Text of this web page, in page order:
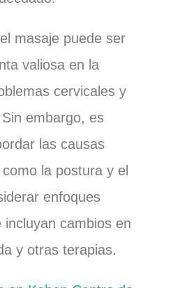
masaje puede ser
valiosa en la
cervicales y
embargo, es
las causas
la postura y el
enfoques
incluyan cambios en
y otras terapias.